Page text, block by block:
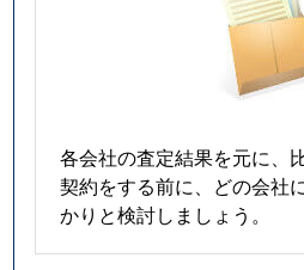
各会社の査定結果を元に、
契約をする前に、どの会社
かりと検討しましょう。